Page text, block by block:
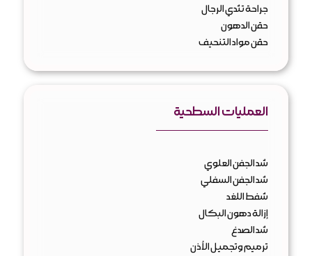
جراحة تثدي الرجال
حقن الدهون
حقن مواد التنحيف
العمليات السطحية
شد الجفن العلوي
شد الجفن السفلي
شفط اللغد
إزالة دهون البكال
شد الصدغ
ترميم وتجميل الأذن